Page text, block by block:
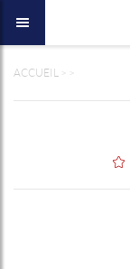
ACCUEIL